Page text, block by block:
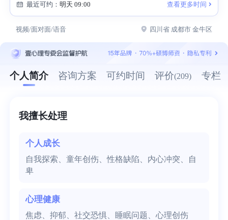
最近可约：明天 09:00 查看更多时间
视频/面对面/语音 四川省 成都市 金牛区
个人简介 咨询方案 可约时间 评价(209) 专栏
我擅长处理
个人成长
自我探索、童年创伤、性格缺陷、内心冲突、自
卑
心理健康
焦虑、抑郁、社交恐惧、睡眠问题、心理创伤